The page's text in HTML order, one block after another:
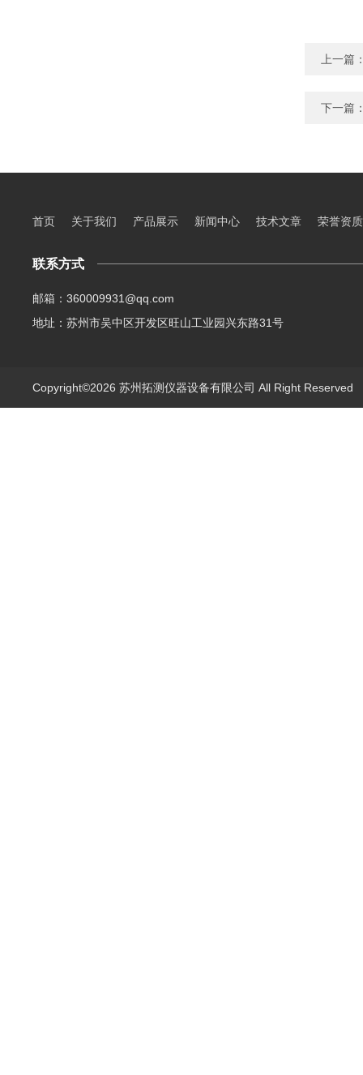
上一篇
下一篇
首页 关于我们 产品展示 新闻中心 技术文章 荣誉资质
联系方式
邮箱：360009931@qq.com
地址：苏州市吴中区开发区旺山工业园兴东路31号
Copyright©2026 苏州拓测仪器设备有限公司 All Right